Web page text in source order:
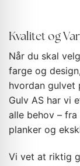
Kvalitet og
Når du skal
farge og
hvordan gulvet
Gulv AS har vi
alle behov –
planker og
Vi vet at riktig